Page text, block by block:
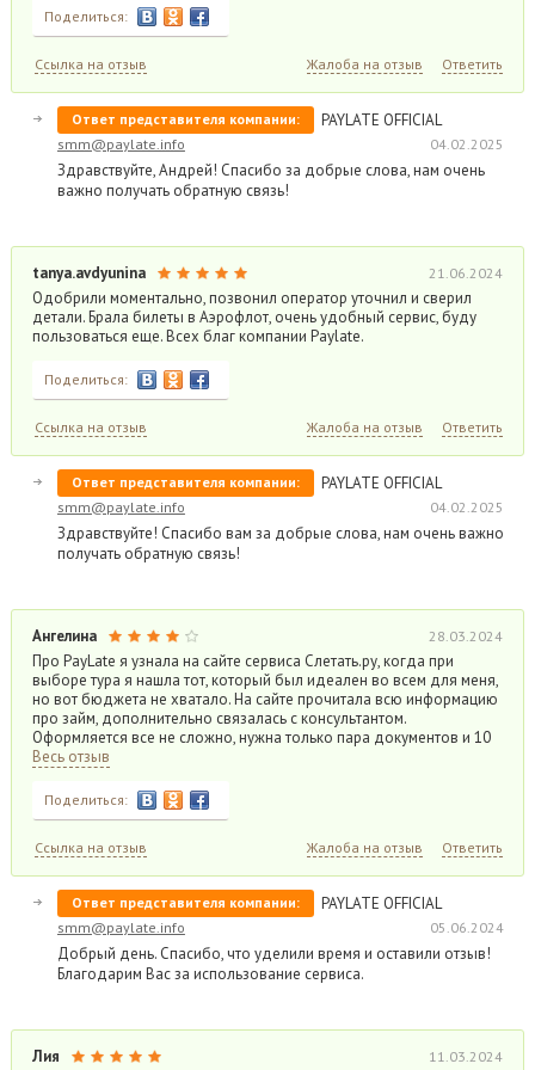
Поделиться:
Ссылка на отзыв Жалоба на отзыв Ответить
Ответ представителя компании: PAYLATE OFFICIAL
smm@paylate.info 04.02.2025
Здравствуйте, Андрей! Спасибо за добрые слова, нам очень
важно получать обратную связь!
tanya.avdyunina 21.06.2024
Одобрили моментально, позвонил оператор уточнил и сверил
детали. Брала билеты в Аэрофлот, очень удобный сервис, буду
пользоваться еще. Всех благ компании Paylate.
Поделиться:
Ссылка на отзыв Жалоба на отзыв Ответить
Ответ представителя компании: PAYLATE OFFICIAL
smm@paylate.info 04.02.2025
Здравствуйте! Спасибо вам за добрые слова, нам очень важно
получать обратную связь!
Ангелина 28.03.2024
Про PayLate я узнала на сайте сервиса Слетать.ру, когда при
выборе тура я нашла тот, который был идеален во всем для меня,
но вот бюджета не хватало. На сайте прочитала всю информацию
про займ, дополнительно связалась с консультантом.
Оформляется все не сложно, нужна только пара документов и 10
Весь отзыв
Поделиться:
Ссылка на отзыв Жалоба на отзыв Ответить
Ответ представителя компании: PAYLATE OFFICIAL
smm@paylate.info 05.06.2024
Добрый день. Спасибо, что уделили время и оставили отзыв!
Благодарим Вас за использование сервиса.
Лия 11.03.2024